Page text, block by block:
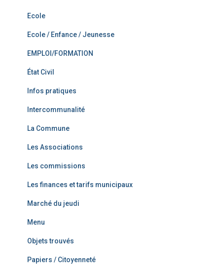
Ecole
Ecole / Enfance / Jeunesse
EMPLOI/FORMATION
État Civil
Infos pratiques
Intercommunalité
La Commune
Les Associations
Les commissions
Les finances et tarifs municipaux
Marché du jeudi
Menu
Objets trouvés
Papiers / Citoyenneté